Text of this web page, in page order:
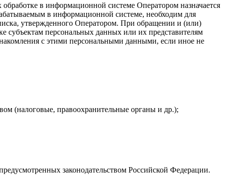
в информационной системе Оператором назначается
в информационной системе, необходим для
утвержденного Оператором. При обращении и (или)
субъектам персональных данных или их представителям
с этими персональными данными, если иное не
(налоговые, правоохранительные органы и др.);
законодательством Российской Федерации.